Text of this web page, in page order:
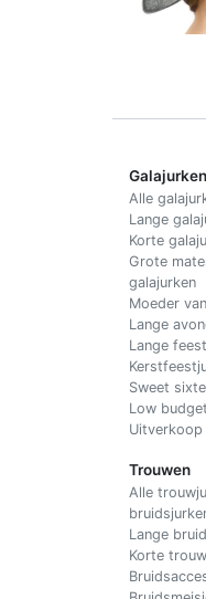
Galajurken
Alle
Lange
Korte
Grote
galajurken
Moeder
Lange
Lange
Sweet
Low budget
Uitverkoop
Trouwen
Alle
Lange
Korte